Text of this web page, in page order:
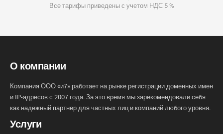
Все тарифы приведены с учетом НДС 5 %
О компании
Компания ООО «и7» работает на рынке регистрации доменных имен
и IP-адресов с 2007 года. За это время мы зарекомендовали себя
как надежный партнер для частных лиц и компаний любого уровня.
Услуги